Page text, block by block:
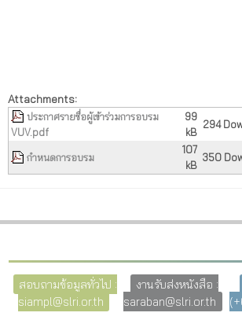
Attachments:
ประกาศรายชื่อผู้เข้าร่วมการอบรม
VUV.pdf
99
kB
294
กำหนดการอบรม
107
kB
350
สอบถามข้อมูลทั่วไป :
siampl@slri.or.th
งานรับส่งหนังสือ :
saraban@slri.or.th